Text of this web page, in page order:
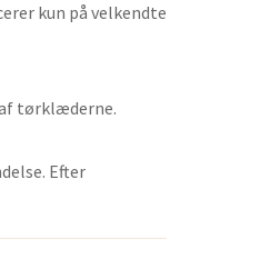
kun på velkendte
tørklæderne.
Efter